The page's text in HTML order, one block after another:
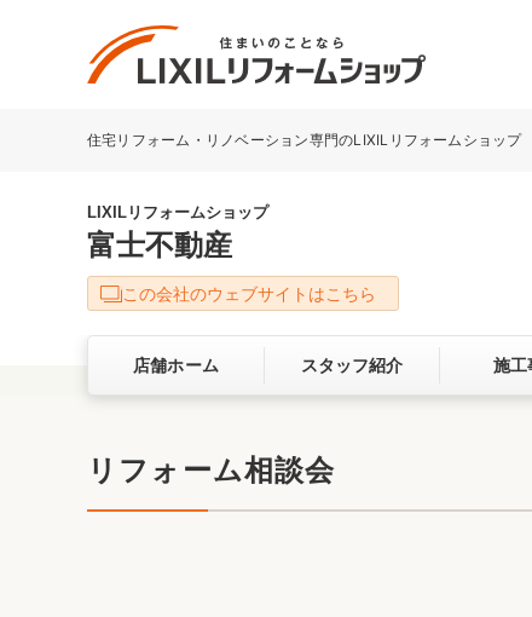
リフォーム事例を探す
キッチン
洗面化粧室 トイレ
ベランダ・バルコニー ガーデ
LIXILリフォームショップについて
サービス向上・品質改善の取り組み
住宅リフォーム・リノベーション専門のLIXILリフォームショップ
LIXILリフォームショップ
富士不動産
この会社のウェブサイトはこちら
店舗ホーム スタッフ紹介 施工
リフォーム相談会